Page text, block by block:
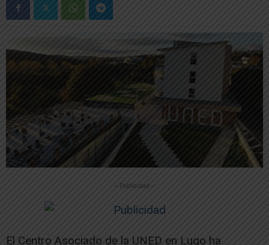
-- Publicidad --
El Centro Asociado de la UNED en Lugo ha